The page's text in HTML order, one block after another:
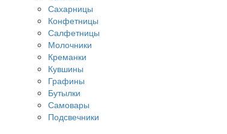
Сахарницы
Конфетницы
Салфетницы
Молочники
Креманки
Кувшины
Графины
Бутылки
Самовары
Подсвечники